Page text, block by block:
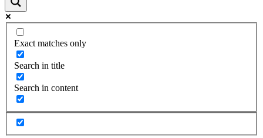
Exact matches only
Search in title
Search in content